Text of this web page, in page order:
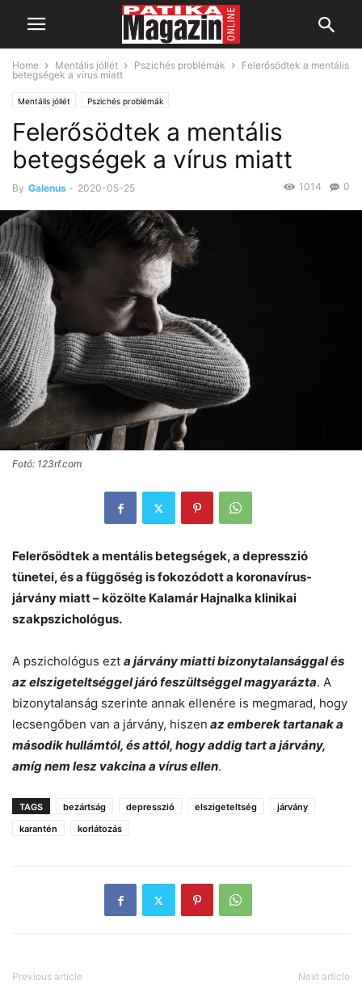
Home Mentális jóllét Pszichés problémák
Felerősödtek a mentális
betegségek a vírus miatt
Mentális jóllét Pszichés problémák
Felerősödtek a mentális
betegségek a vírus miatt
By Galenus - 2020-05-25 0
1014
Fotó: 123rf.com
Felerősödtek a mentális betegségek, a depresszió
tünetei, és a függőség is fokozódott a koronavírus-
járvány miatt – közölte Kalamár Hajnalka klinikai
szakpszichológus.
A pszichológus ezt a járvány miatti bizonytalansággal és
az elszigeteltséggel járó feszültséggel magyarázta. A
bizonytalanság szerinte annak ellenére is megmarad, hogy
lecsengőben van a járvány, hiszen az emberek tartanak a
második hullámtól, és attól, hogy addig tart a járvány,
amíg nem lesz vakcina a vírus ellen.
TAGS bezártság depresszió elszigeteltség
járvány
karantén
korlátozás
Previous article Next article